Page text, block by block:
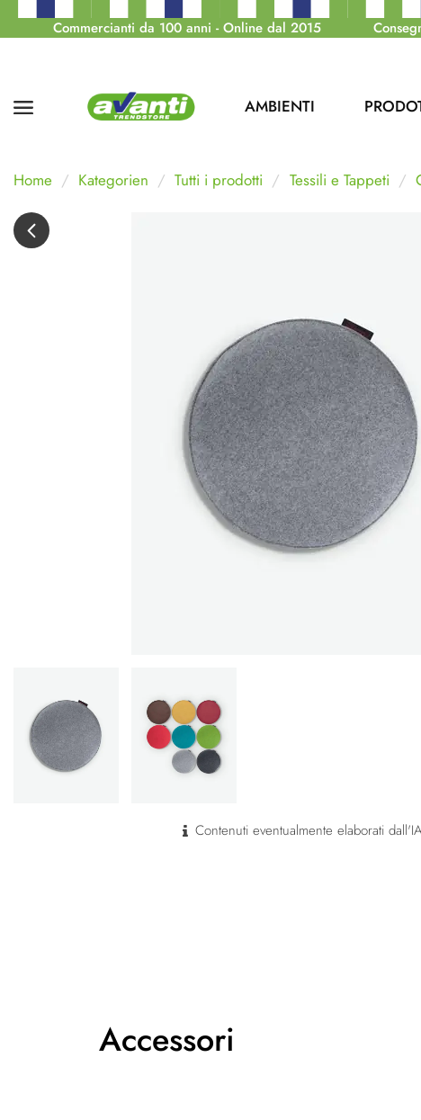
Commercianti da 100 anni - Online dal 2015
AMBIENTI
Home Kategorien Tutti i prodotti Tessili e Tappeti
Contenuti eventualmente elaborati
Accessori